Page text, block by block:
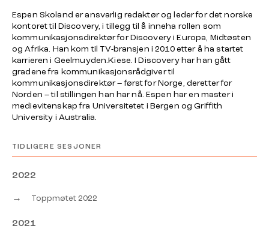
Espen Skoland er ansvarlig redaktør og leder for det norske
kontoret til Discovery, i tillegg til å inneha rollen som
kommunikasjonsdirektør for Discovery i Europa, Midtøsten
og Afrika. Han kom til TV-bransjen i 2010 etter å ha startet
karrieren i Geelmuyden.Kiese. I Discovery har han gått
gradene fra kommunikasjonsrådgiver til
kommunikasjonsdirektør – først for Norge, deretter for
Norden – til stillingen han har nå. Espen har en master i
medievitenskap fra Universitetet i Bergen og Griffith
University i Australia.
TIDLIGERE SESJONER
2022
→ Toppmøtet 2022
2021